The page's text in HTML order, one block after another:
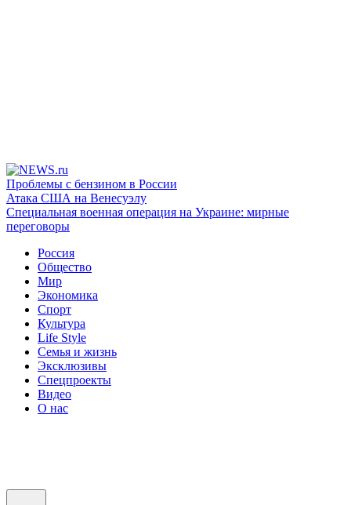
Проблемы с бензином в России
Атака США на Венесуэлу
Специальная военная операция на Украине: мирные
переговоры
Россия
Общество
Мир
Экономика
Спорт
Культура
Life Style
Семья и жизнь
Эксклюзивы
Спецпроекты
Видео
О нас